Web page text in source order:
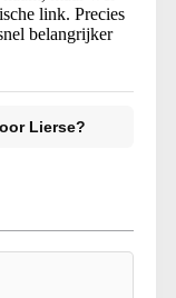
link. Precies
belangrijker
Lierse?